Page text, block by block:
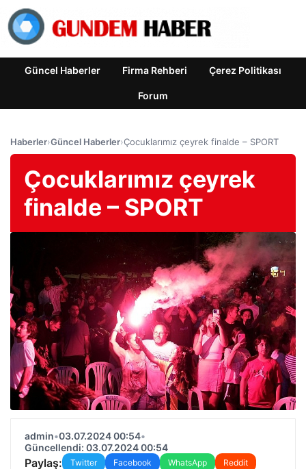
Güncel Haberler Firma Rehberi Çerez Politikası
Forum
Haberler›Güncel Haberler›Çocuklarımız çeyrek finalde – SPORT
Çocuklarımız çeyrek
finalde – SPORT
admin•03.07.2024 00:54•
Güncellendi: 03.07.2024 00:54
Paylaş: Twitter Facebook WhatsApp
Reddit